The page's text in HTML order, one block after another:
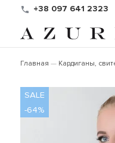
+38 097 641 2323
Главная Кардиганы,